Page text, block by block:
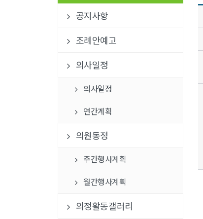
공지사항
조례안예고
의사일정
의사일정
연간계획
의원동정
주간행사계획
월간행사계획
의정활동갤러리